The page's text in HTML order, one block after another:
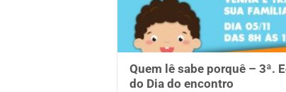
Quem lê sabe porquê – 3ª.
do Dia do encontro